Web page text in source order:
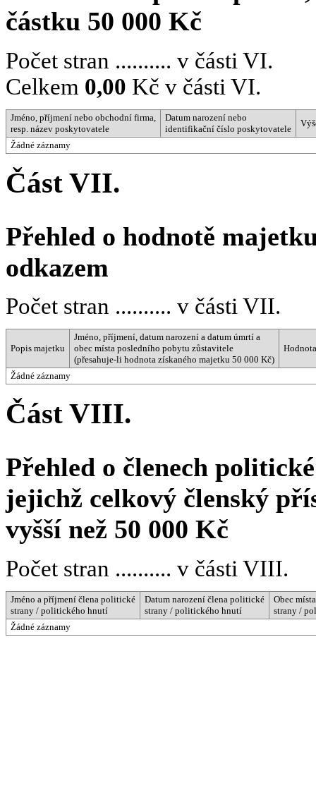
částku 50 000 Kč
Počet stran .......... v části VI.
Celkem 0,00 Kč v části VI.
Jméno, příjmení nebo obchodní firma,
resp. název poskytovatele
Datum narození nebo
identifikační číslo poskytovatele
Žádné záznamy
Část VII.
Přehled o hodnotě
odkazem
Počet stran .......... v části VII.
Popis majetku
Jméno, příjmení, datum narození a datum úmrtí a
obec místa posledního pobytu zůstavitele
(přesahuje-li hodnota získaného majetku 50 000 Kč)
Žádné záznamy
Část VIII.
Přehled o členech
jejichž celkový členský
vyšší než 50 000 Kč
Počet stran .......... v části VIII.
Jméno a příjmení člena politické
strany / politického hnutí
Datum narození člena politické
strany / politického hnutí
Obec
strany /
Žádné záznamy